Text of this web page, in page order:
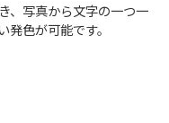
、写真から文字の一つ一
色が可能です。